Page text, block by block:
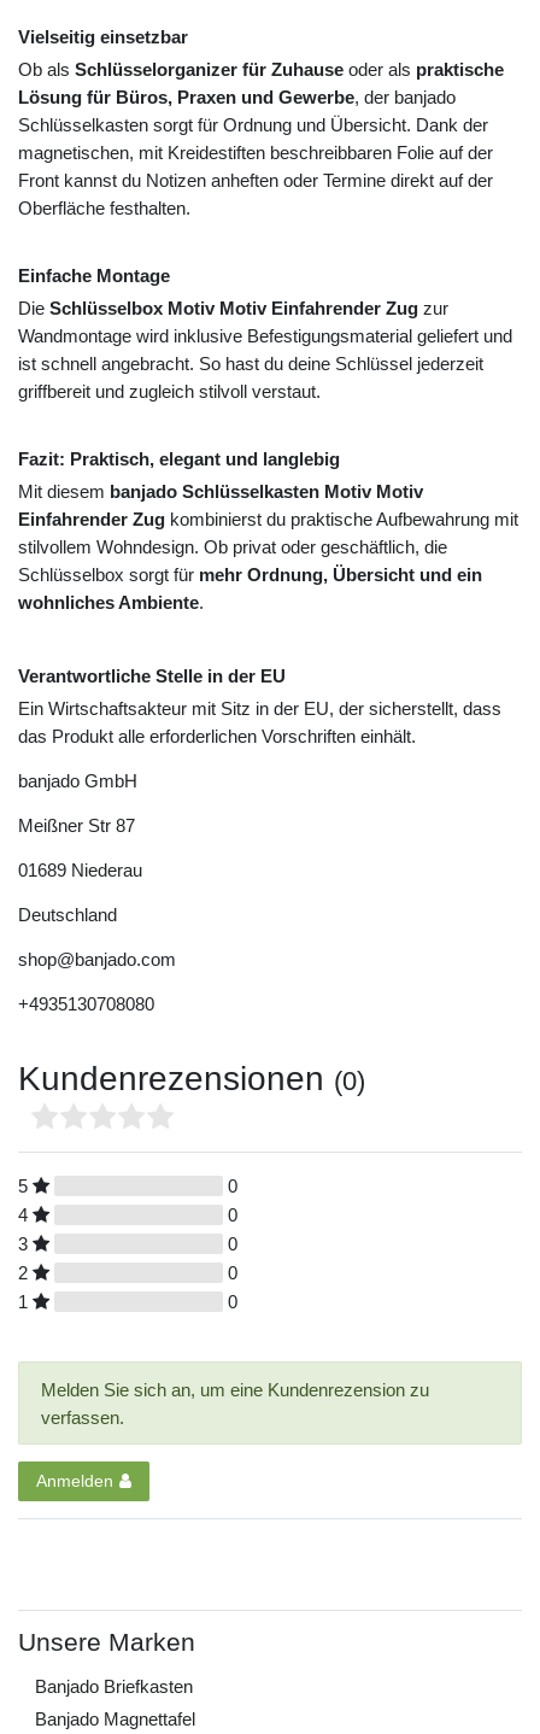
Vielseitig einsetzbar
Ob als Schlüsselorganizer für Zuhause oder als praktische
Lösung für Büros, Praxen und Gewerbe, der banjado
Schlüsselkasten sorgt für Ordnung und Übersicht. Dank der
magnetischen, mit Kreidestiften beschreibbaren Folie auf der
Front kannst du Notizen anheften oder Termine direkt auf der
Oberfläche festhalten.
Einfache Montage
Die Schlüsselbox Motiv Motiv Einfahrender Zug zur
Wandmontage wird inklusive Befestigungsmaterial geliefert und
ist schnell angebracht. So hast du deine Schlüssel jederzeit
griffbereit und zugleich stilvoll verstaut.
Fazit: Praktisch, elegant und langlebig
Mit diesem banjado Schlüsselkasten Motiv Motiv
Einfahrender Zug kombinierst du praktische Aufbewahrung mit
stilvollem Wohndesign. Ob privat oder geschäftlich, die
Schlüsselbox sorgt für mehr Ordnung, Übersicht und ein
wohnliches Ambiente.
Verantwortliche Stelle in der EU
Ein Wirtschaftsakteur mit Sitz in der EU, der sicherstellt, dass
das Produkt alle erforderlichen Vorschriften einhält.
banjado GmbH
Meißner Str 87
01689 Niederau
Deutschland
shop@banjado.com
+4935130708080
Kundenrezensionen (0)
5
0
4
0
3
0
2
0
1
0
Melden Sie sich an, um eine Kundenrezension zu
verfassen.
Anmelden
Unsere Marken
Banjado Briefkasten
Banjado Magnettafel